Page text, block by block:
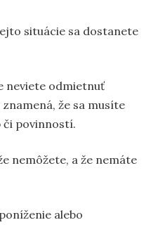
situácie sa dostanete
neviete odmietnuť
že sa musíte
či povinností.
nemôžete, a že nemáte
alebo